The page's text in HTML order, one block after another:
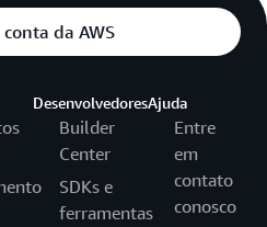
da AWS
Desenvolvedores
Builder
Center
SDKs e
ferramentas
Ajuda
Entre
em
contato
conosco